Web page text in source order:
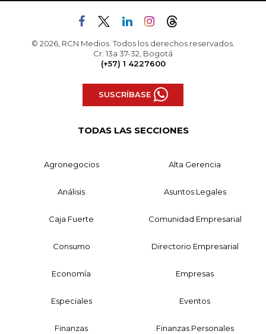
© 2026, RCN Medios. Todos los derechos reservados.
Cr. 13a 37-32, Bogotá
(+57) 1 4227600
SUSCRÍBASE
TODAS LAS SECCIONES
Agronegocios Alta Gerencia
Análisis Asuntos Legales
Caja Fuerte Comunidad Empresarial
Consumo Directorio Empresarial
Economía Empresas
Especiales Eventos
Finanzas Finanzas Personales